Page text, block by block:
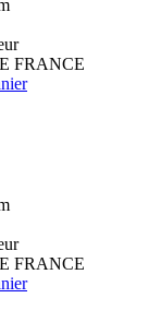
FRANCE
FRANCE